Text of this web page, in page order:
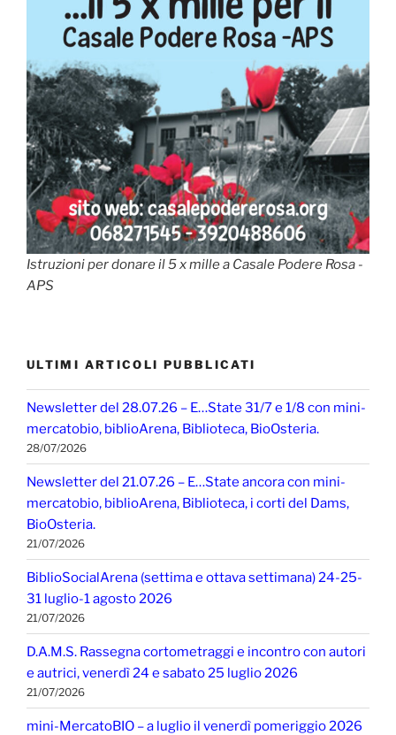
Istruzioni per donare il 5 x mille a Casale Podere Rosa -
APS
ULTIMI ARTICOLI PUBBLICATI
Newsletter del 28.07.26 – E…State 31/7 e 1/8 con mini-
mercatobio, biblioArena, Biblioteca, BioOsteria.
28/07/2026
Newsletter del 21.07.26 – E…State ancora con mini-
mercatobio, biblioArena, Biblioteca, i corti del Dams,
BioOsteria.
21/07/2026
BiblioSocialArena (settima e ottava settimana) 24-25-
31 luglio-1 agosto 2026
21/07/2026
D.A.M.S. Rassegna cortometraggi e incontro con autori
e autrici, venerdì 24 e sabato 25 luglio 2026
21/07/2026
mini-MercatoBIO – a luglio il venerdì pomeriggio 2026